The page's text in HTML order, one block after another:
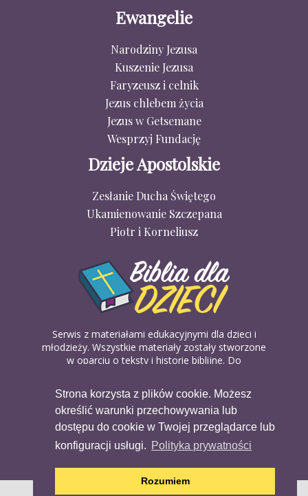
Strona korzysta z plików cookie. Możesz
określić warunki przechowywania lub
dostępu do cookie w Twojej przeglądarce lub
konfiguracji usługi. Polityka prywatności
Rozumiem
Ewangelie
Narodziny Jezusa
Kuszenie Jezusa
Faryzeusz i celnik
Jezus chlebem życia
Jezus w Getsemane
Wesprzyj Fundację
Dzieje Apostolskie
Zesłanie Ducha Świętego
Ukamienowanie Szczepana
Piotr i Korneliusz
Serwis z materiałami edukacyjnymi dla dzieci i
młodzieży. Wszystkie materiały zostały stworzone
w oparciu o teksty i historie biblijne. Do
biblijnych. Można je pobierać, drukować i
udostępniać bez żadnych opłat. Materiałów
dostępnych na serwisie nie można wykorzystywać
w celach komercyjnych.